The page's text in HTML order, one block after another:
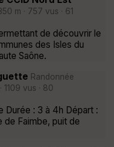
m · 757 vus · 61
de découvrir le
des Isles du
Saône.
Randonnée
1109 vus · 80
Durée : 3 à 4h Départ :
de Faimbe, puit de